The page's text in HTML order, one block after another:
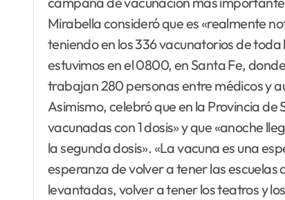
Mirabella consideró que es «realmente
teniendo en los 336 vacunatorios de
estuvimos en el 0800, en Santa Fe,
trabajan 280 personas entre médicos y
Asimismo, celebró que en la Provincia
vacunadas con 1 dosis» y que «anoche
la segunda dosis». «La vacuna es una
esperanza de volver a tener las
levantadas, volver a tener los teatros y